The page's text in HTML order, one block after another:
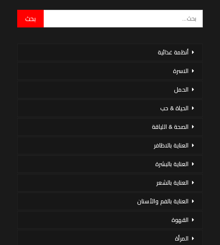
أنظمة غذائية
الاسرة
الحمل
الحياة & حب
الصحة & اللياقة
العناية بالاظافر
العناية بالبشرة
العناية بالشعر
العناية بالفم والأسنان
القهوة
المرأة